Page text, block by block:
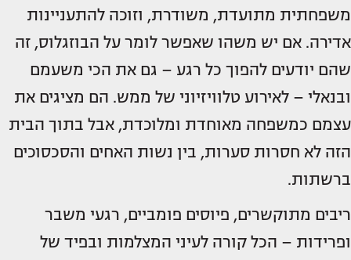
משפחתית מתועדת, משודרת, וזוכה להתעניינות
אדירה. אם יש משהו שאפשר לומר על הבוזגלוס, זה
שהם יודעים להפוך כל רגע – גם את הכי משעמם
ובנאלי – לאירוע טלוויזיוני של ממש. הם מציגים את
עצמם כמשפחה מאוחדת ומלוכדת, אבל בתוך הבית
הזה לא חסרות סערות, בין נשות האחים והסכסוכים
ברשתות.
ריבים מתוקשרים, פיוסים פומביים, רגעי משבר
ופרידות – הכל קורה לעיני המצלמות ובפיד של